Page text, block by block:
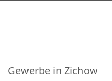
Gewerbe in Zichow